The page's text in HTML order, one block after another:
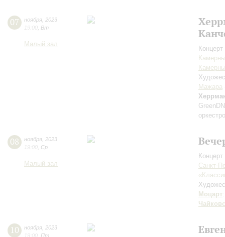
07 ноября 2023
19:00 Вт
Малый зал
Мажара
08 ноября 2023
19:00 Ср
Малый зал
Санкт-
Моцарт
10 ноября 2023
19:00 Пт